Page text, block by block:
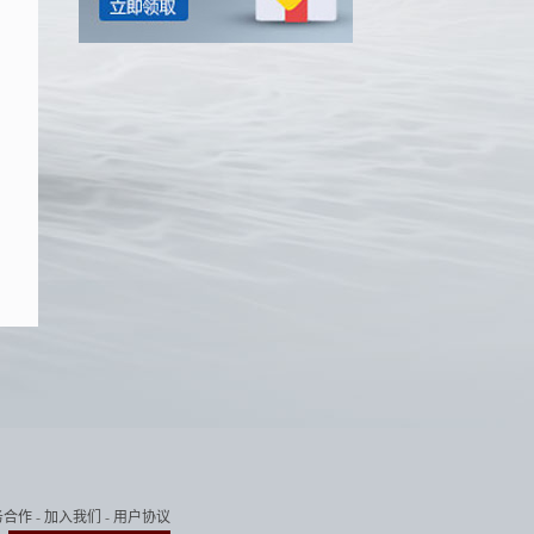
合作 - 加入我们 - 用户协议